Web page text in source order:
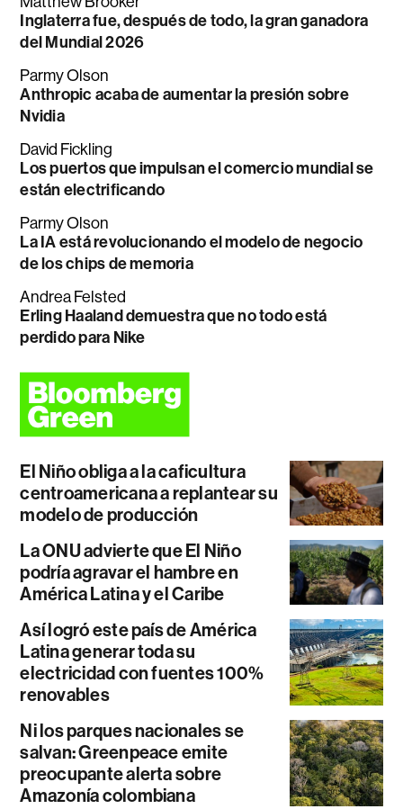
Inglaterra fue, después de todo, la gran ganadora
del Mundial 2026
Parmy Olson
Anthropic acaba de aumentar la presión sobre
Nvidia
David Fickling
Los puertos que impulsan el comercio mundial se
están electrificando
Parmy Olson
La IA está revolucionando el modelo de negocio
de los chips de memoria
Andrea Felsted
Erling Haaland demuestra que no todo está
perdido para Nike
El Niño obliga a la caficultura
centroamericana a replantear su
modelo de producción
La ONU advierte que El Niño
podría agravar el hambre en
América Latina y el Caribe
Así logró este país de América
Latina generar toda su
electricidad con fuentes 100%
renovables
Ni los parques nacionales se
salvan: Greenpeace emite
preocupante alerta sobre
Amazonía colombiana